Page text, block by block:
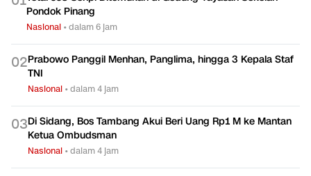
Pondok Pinang
Nasional •dalam 6 jam
02Prabowo Panggil Menhan, Panglima, hingga 3 Kepala Staf
TNI
Nasional •dalam 4 jam
03Di Sidang, Bos Tambang Akui Beri Uang Rp1 M ke Mantan
Ketua Ombudsman
Nasional •dalam 4 jam